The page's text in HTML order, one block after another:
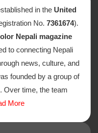
in the United
No. 7361674).
Nepali magazine
to connecting Nepali
news, culture, and
founded by a group of
Over time, the team
More